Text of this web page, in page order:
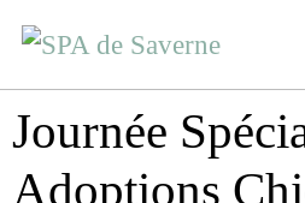
Journée
Adoptions